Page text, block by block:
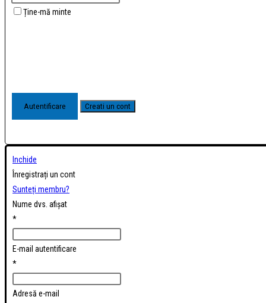
Ține-mă minte
Inchide
Înregistrați un cont
Sunteți membru?
Nume dvs. afișat
*
E-mail autentificare
*
Adresă e-mail